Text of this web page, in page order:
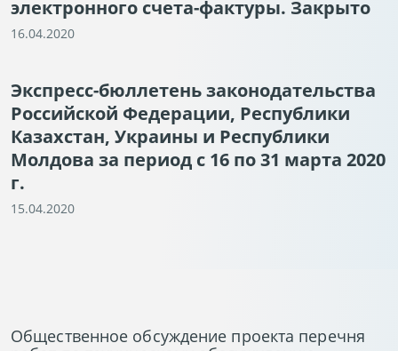
электронного счета-фактуры. Закрыто
16.04.2020
Экспресс-бюллетень законодательства
Российской Федерации, Республики
Казахстан, Украины и Республики
Молдова за период с 16 по 31 марта 2020
г.
15.04.2020
Общественное обсуждение проекта перечня